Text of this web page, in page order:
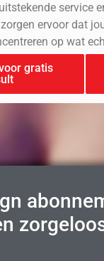
service
ervoor dat
op wat
gratis